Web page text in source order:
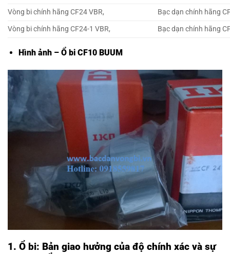
Vòng bi chính hãng CF24 VBR,
Bạc dạn chính hãng
Vòng bi chính hãng CF24-1 VBR,
Bạc dạn chính hãng
Hình ảnh – Ổ bi CF10 BUUM
1. Ổ bi: Bản giao hưởng của độ chính xác và sự